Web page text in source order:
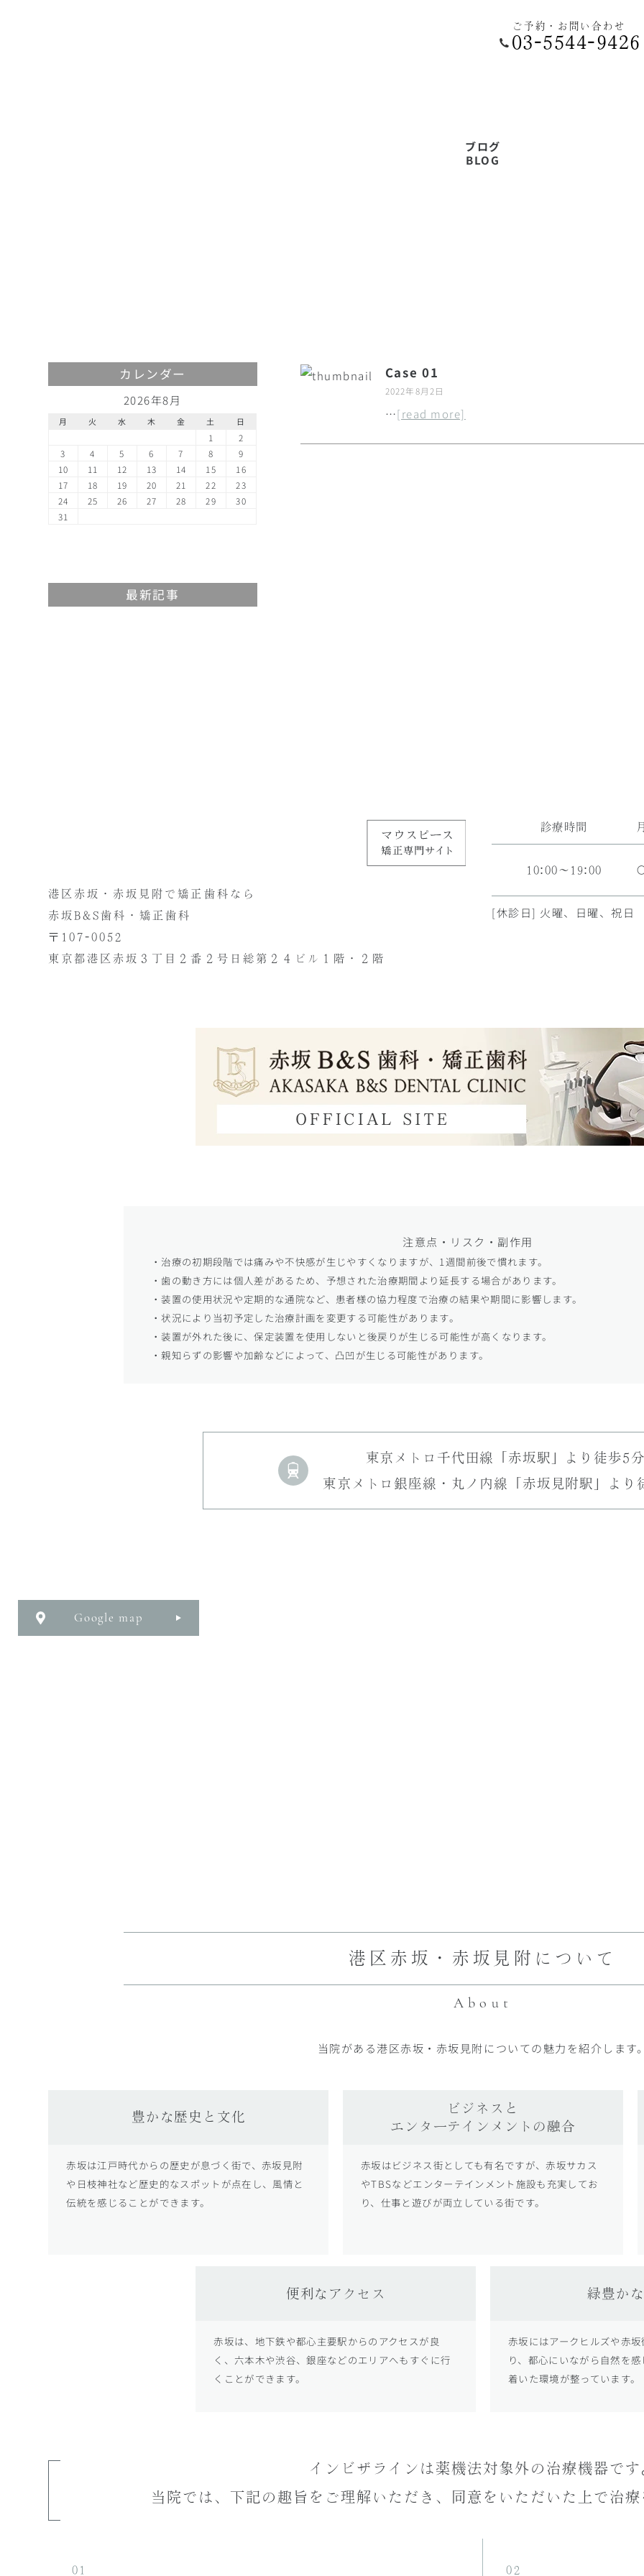
ご予約・お問い合わせ
03-5544-9426
ブログ
BLOG
Case 01
2022年8月2日
…[read more]
カレンダー
2026年8月
月 火 水 木 金 土 日
1
2
3
4 5 6 7 8
9
10
11 12 13 14 15
16
17
18 19 20 21 22
23
24
25 26 27 28 29
30
31
最新記事
港区赤坂・赤坂見附で矯正歯科なら
赤坂B&S歯科・矯正歯科
〒107-0052
東京都港区赤坂３丁目２番２号 日総第２４ビル１階・２階
診療時間 月
10:00～19:00
[休診日] 火曜、日曜、祝日
注意点・リスク・副作用
・治療の初期段階では痛みや不快感が生じやすくなりますが、1週間前後で慣れます。
・歯の動き方には個人差があるため、予想された治療期間より延長する場合があります。
・装置の使用状況や定期的な通院など、患者様の協力程度で治療の結果や期間に影響します。
・状況により当初予定した治療計画を変更する可能性があります。
・装置が外れた後に、保定装置を使用しないと後戻りが生じる可能性が高くなります。
・親知らずの影響や加齢などによって、凸凹が生じる可能性があります。
東京メトロ千代田線
「赤坂駅」より徒歩5分
東京メトロ銀座線・丸ノ内線
「赤坂見附駅」より
Google map
港区赤坂・赤坂見附について
About
当院がある港区赤坂・赤坂見附についての魅力を紹介します。
豊かな歴史と文化
赤坂は江戸時代からの歴史が息づく街で、赤坂見附
や日枝神社など歴史的なスポットが点在し、風情と
伝統を感じることができます。
ビジネスと
エンターテインメントの融合
赤坂はビジネス街としても有名ですが、赤坂サカス
やTBSなどエンターテインメント施設も充実してお
り、仕事と遊びが両立している街です。
便利なアクセス
赤坂は、地下鉄や都心主要駅からのアクセスが良
く、六本木や渋谷、銀座などのエリアへもすぐに行
くことができます。
緑豊か
赤坂にはアークヒルズや赤
り、都心にいながら自然を
着いた環境が整っています。
インビザラインは薬機法対象外 の治療機器です
当院では、下記の趣旨をご理解 いただき、同意をいただいた 上で治
01 02